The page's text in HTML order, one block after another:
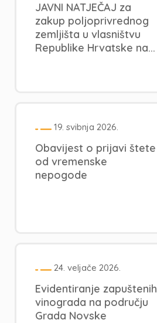
JAVNI NATJEČAJ za
zakup poljoprivrednog
zemljišta u vlasništvu
Republike Hrvatske na...
19. svibnja 2026.
Obavijest o prijavi štete
od vremenske
nepogode
24. veljače 2026.
Evidentiranje zapuštenih
vinograda na području
Grada Novske